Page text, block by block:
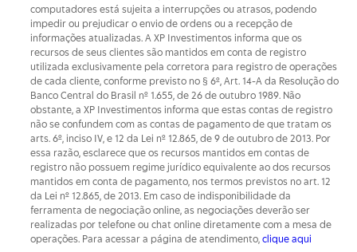
computadores está sujeita a interrupções ou atrasos, podendo
impedir ou prejudicar o envio de ordens ou a recepção de
informações atualizadas. A XP Investimentos informa que os
recursos de seus clientes são mantidos em conta de registro
utilizada exclusivamente pela corretora para registro de operações
de cada cliente, conforme previsto no § 6º, Art. 14-A da Resolução do
Banco Central do Brasil nº 1.655, de 26 de outubro 1989. Não
obstante, a XP Investimentos informa que estas contas de registro
não se confundem com as contas de pagamento de que tratam os
arts. 6º, inciso IV, e 12 da Lei nº 12.865, de 9 de outubro de 2013. Por
essa razão, esclarece que os recursos mantidos em contas de
registro não possuem regime jurídico equivalente ao dos recursos
mantidos em conta de pagamento, nos termos previstos no art. 12
da Lei nº 12.865, de 2013. Em caso de indisponibilidade da
ferramenta de negociação online, as negociações deverão ser
realizadas por telefone ou chat online diretamente com a mesa de
operações. Para acessar a página de atendimento, clique aqui